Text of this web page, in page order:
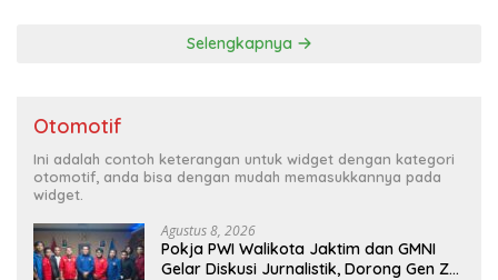
Selengkapnya
Otomotif
Ini adalah contoh keterangan untuk widget dengan kategori
otomotif, anda bisa dengan mudah memasukkannya pada
widget.
Agustus 8, 2026
Pokja PWI Walikota Jaktim dan GMNI
Gelar Diskusi Jurnalistik, Dorong Gen Z